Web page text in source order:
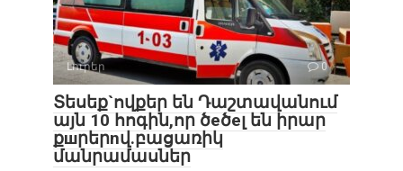
Լուրեր 0
Տեսեք`ովքեր են Դաշտավանում
այն 10 հոգին,որ ծeծeլ են իրար
քшրերnվ.բացառիկ
մանրամասներ